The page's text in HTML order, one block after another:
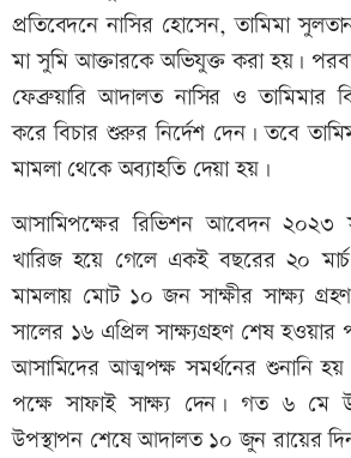
প্রতিবেদনে নাসির হোসেন, তামিমা
মা সুমি আক্তারকে অভিযুক্ত করা হয়।
ফেব্রুয়ারি আদালত নাসির ও তামিমার
করে বিচার শুরুর নির্দেশ দেন। তবে
মামলা থেকে অব্যাহতি দেয়া হয়।
আসামিপক্ষের রিভিশন আবেদন ২০২৩
খারিজ হয়ে গেলে একই বছরের ২০
মামলায় মোট ১০ জন সাক্ষীর সাক্ষ্য
সালের ১৬ এপ্রিল সাক্ষ্যগ্রহণ শেষ হওয়ার
আসামিদের আত্মপক্ষ সমর্থনের শুনানি
পক্ষে সাফাই সাক্ষ্য দেন। গত ৬ মে
উপস্থাপন শেষে আদালত ১০ জুন রায়ের